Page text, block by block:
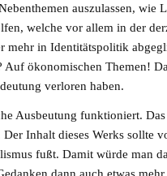
auszulassen, wie
welche vor allem in der
in Identitätspolitik
ökonomischen Themen!
verloren haben.
Ausbeutung funktioniert.
Inhalt dieses Werks sollte
fußt. Damit würde man
dann auch etwas